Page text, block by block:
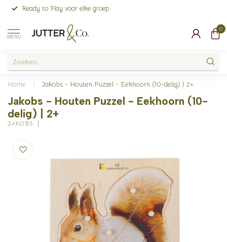
Ready to Play voor elke groep
MENU
0
Home / Jakobs - Houten Puzzel - Eekhoorn (10-delig) | 2+
Jakobs - Houten Puzzel - Eekhoorn (10-
delig) | 2+
JAKOBS